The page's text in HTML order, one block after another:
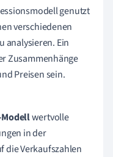
genutzt
verschiedenen
analysieren. Ein
Zusammenhänge
Preisen sein.
Modellwertvolle
in der
die Verkaufszahlen